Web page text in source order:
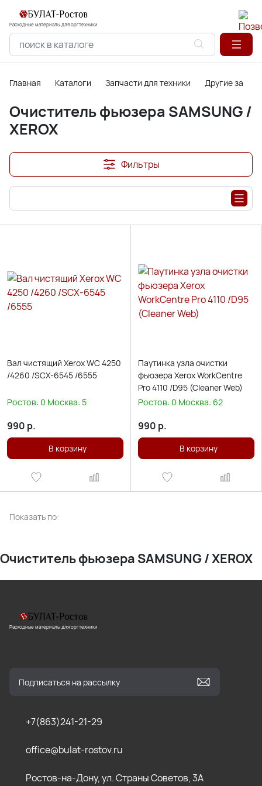
Расходные материалы для оргтехники
Главная Каталоги Запчасти для техники Другие
Очиститель фьюзера SAMSUNG /
XEROX
Фильтры
Вал чистящий Xerox WC 4250
/4260 /SCX-6545 /6555
Ростов: 0 Москва: 5
990 р.
В корзину
Паутинка узла очистки
фьюзера Xerox WorkCentre
Pro 4110 /D95 (Cleaner Web)
Ростов: 0 Москва: 62
990 р.
В корзину
Показать по:
Очиститель фьюзера SAMSUNG / XEROX
Расходные материалы для оргтехники
+7(863)241-21-29
office@bulat-rostov.ru
Ростов-на-Дону, ул. Страны Советов, 3А